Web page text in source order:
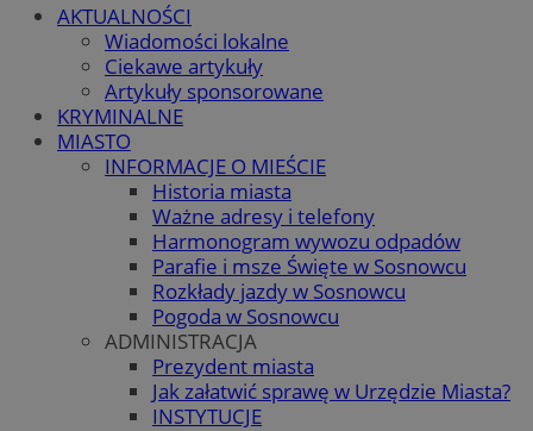
AKTUALNOŚCI
Wiadomości lokalne
Ciekawe artykuły
Artykuły sponsorowane
KRYMINALNE
MIASTO
INFORMACJE O MIEŚCIE
Historia miasta
Ważne adresy i telefony
Harmonogram wywozu odpadów
Parafie i msze Święte w Sosnowcu
Rozkłady jazdy w Sosnowcu
Pogoda w Sosnowcu
ADMINISTRACJA
Prezydent miasta
Jak załatwić sprawę w Urzędzie Miasta?
INSTYTUCJE